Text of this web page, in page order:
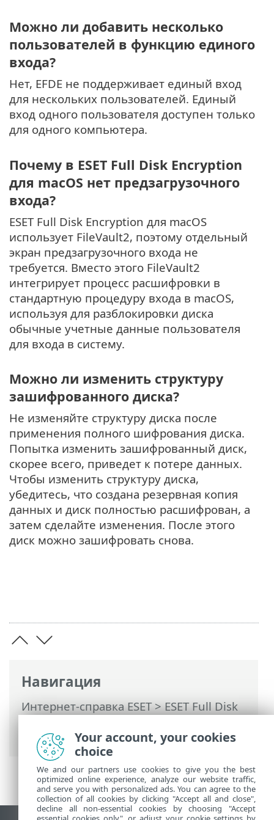
Навигация
Интернет-справка ESET>ESET Full Disk
Часто задаваемые вопросы
Можно ли добавить несколько
пользователей в функцию единого
входа?
Нет, EFDE не поддерживает единый вход
для нескольких пользователей. Единый
вход одного пользователя доступен только
для одного компьютера.
Почему в ESET Full Disk Encryption
для macOS нет предзагрузочного
входа?
ESET Full Disk Encryption для macOS
использует FileVault2, поэтому отдельный
экран предзагрузочного входа не
требуется. Вместо этого FileVault2
интегрирует процесс расшифровки в
стандартную процедуру входа в macOS,
используя для разблокировки диска
обычные учетные данные пользователя
для входа в систему.
Можно ли изменить структуру
зашифрованного диска?
Не изменяйте структуру диска после
применения полного шифрования диска.
Попытка изменить зашифрованный диск,
скорее всего, приведет к потере данных.
Чтобы изменить структуру диска,
убедитесь, что создана резервная копия
данных и диск полностью расшифрован, а
затем сделайте изменения. После этого
диск можно зашифровать снова.
Your account, your cookies
choice
We and our partners use cookies to give you the best
optimized online experience, analyze our website traffic,
and serve you with personalized ads. You can agree to the
collection of all cookies by clicking "Accept all and close",
decline all non-essential cookies by choosing "Accept